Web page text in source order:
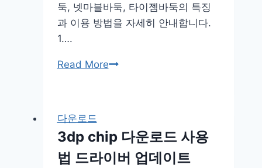
둑, 넷마블바둑, 타이젬바둑의 특징
과 이용 방법을 자세히 안내합니다.
1….
Read More온
혼
자
다운로드
3dp chip 다운로드 사용
법 드라이버 업데이트